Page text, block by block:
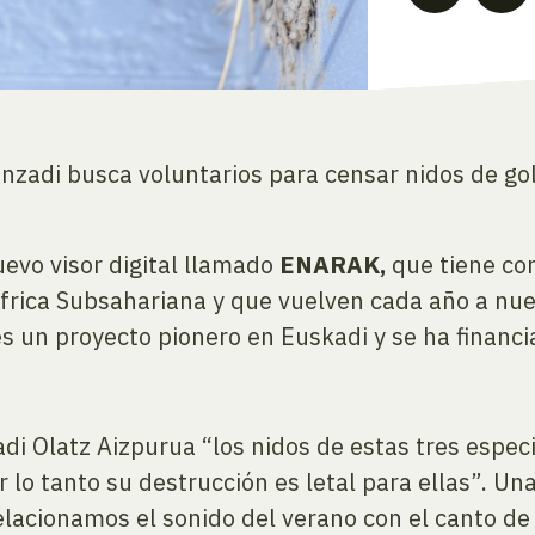
busca voluntarios para censar nidos de
visor digital llamado ENARAK, que tiene
Subsahariana y que vuelven cada año a
un proyecto pionero en Euskadi y se ha
Olatz Aizpurua “los nidos de estas tres
tanto su destrucción es letal para ellas”.
el sonido del verano con el canto